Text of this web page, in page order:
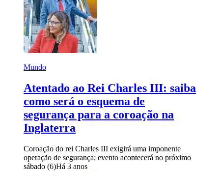
Mundo
Atentado ao Rei Charles III: saiba
como será o esquema de
segurança para a coroação na
Inglaterra
Coroação do rei Charles III exigirá uma imponente
operação de segurança; evento acontecerá no próximo
sábado (6)Há 3 anos